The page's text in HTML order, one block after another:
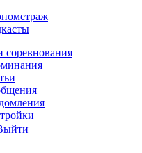
соревнования